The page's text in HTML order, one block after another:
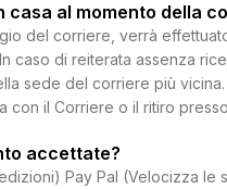
casa al momento della
del corriere, verrà
caso di reiterata assenza
sede del corriere più vicina.
con il Corriere o il ritiro
accettate?
Pay Pal (Velocizza le